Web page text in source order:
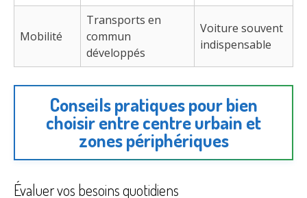
Mobilité
Transports en
commun
développés
Voiture souvent
indispensable
Conseils pratiques pour bien
choisir entre centre urbain et
zones périphériques
Évaluer vos besoins quotidiens